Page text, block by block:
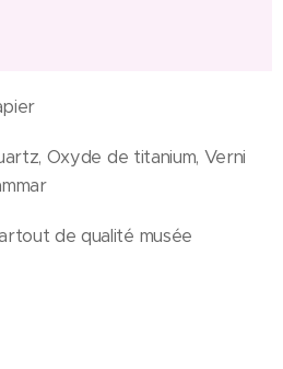
Oxyde de titanium, Verni
de qualité musée